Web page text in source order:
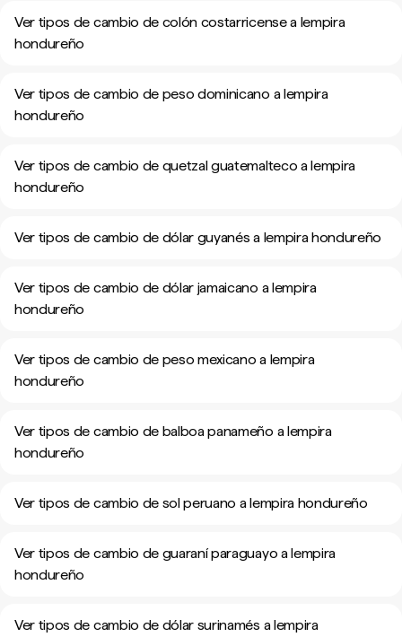
Ver tipos de cambio de colón costarricense a lempira
hondureño
Ver tipos de cambio de peso dominicano a lempira
hondureño
Ver tipos de cambio de quetzal guatemalteco a lempira
hondureño
Ver tipos de cambio de dólar guyanés a lempira hondureño
Ver tipos de cambio de dólar jamaicano a lempira
hondureño
Ver tipos de cambio de peso mexicano a lempira
hondureño
Ver tipos de cambio de balboa panameño a lempira
hondureño
Ver tipos de cambio de sol peruano a lempira hondureño
Ver tipos de cambio de guaraní paraguayo a lempira
hondureño
Ver tipos de cambio de dólar surinamés a lempira